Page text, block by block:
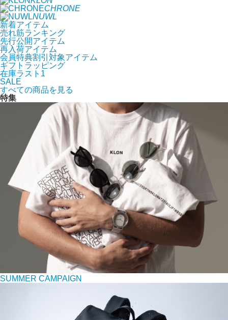
CHRONE
NUWL
新着アイテム
売れ筋ランキング
先行公開アイテム
再入荷アイテム
会員特典割引対象アイテム
ギフトラッピング
在庫ラスト1
SALE
すべての商品を見る
特集
SUMMER CAMPAIGN